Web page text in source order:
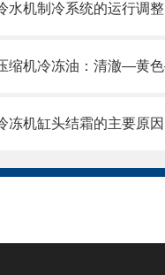
水机制冷系统的运行调整
冻机缸头结霜的主要原因